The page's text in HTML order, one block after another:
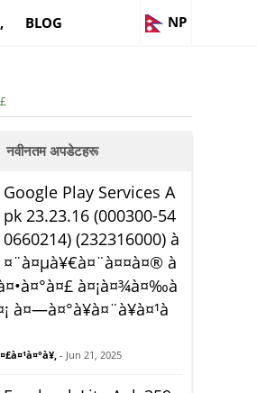
BLOG NP
नवीनतम अपडेटहरू
Google Play Services A
pk 23.23.16 (000300-54
0660214) (232316000) à
¤¨à¤µà¥€à¤¨à¤¤à¤® à
à¤¡à¤¾à¤‰à
à¤—à¤°à¥à¤¨à¥à¤¹à
- Jun 21, 2025